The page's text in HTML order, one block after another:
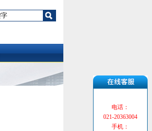
电话：
021-20363004
手机：